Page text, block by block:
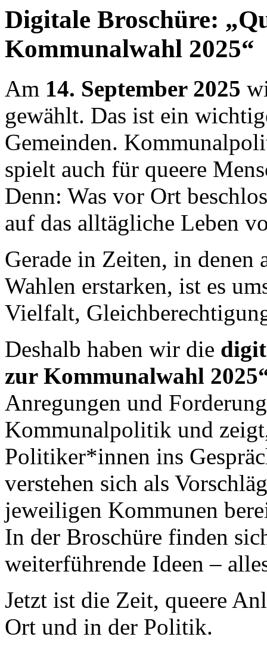
Digitale Broschüre:
Kommunalwahl 2025“
Am 14. September 2025
gewählt. Das ist ein
Gemeinden.
spielt auch für queere
Denn: Was vor Ort
auf das alltägliche Leben
Gerade in Zeiten, in denen
Wahlen erstarken, ist es
Vielfalt,
Deshalb haben wir die
zur Kommunalwahl
Anregungen und
Kommunalpolitik und
Politiker*innen ins
verstehen sich als
jeweiligen Kommunen
In der Broschüre finden
weiterführende Ideen –
Jetzt ist die Zeit, queere
Ort und in der Politik.